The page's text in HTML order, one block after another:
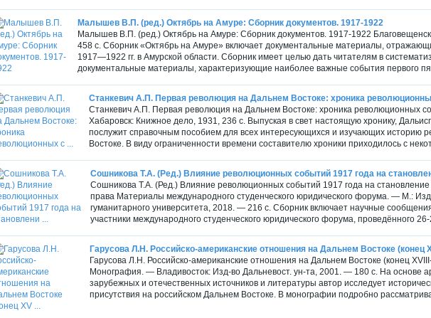
Малышев В.П. (ред.) Октябрь на Амуре: Сборник документов. 1917-1922
Малышев В.П. (ред.) Октябрь на Амуре: Сборник документов. 1917-1922
458 с. Сборник «Октябрь на Амуре» включает документальные материалы,
1917—1922 гг. в Амурской области. Сборник имеет целью дать читателям в
документальные материалы, характеризующие наиболее важные события первого
Станкевич А.П. Первая революция на Дальнем Востоке: хроника
Станкевич А.П. Первая революция на Дальнем Востоке: хроника революционных
Хабаровск: Книжное дело, 1931, 236 с. Выпуская в свет настоящую хронику,
послужит справочным пособием для всех интересующихся и изучающих историю
Востоке. В виду ограниченности времени составителю хроники приходилось с
Сошникова Т.А. (Ред.) Влияние революционных событий 1917 года на
Сошникова Т.А. (Ред.) Влияние революционных событий 1917 года на становление
права Материалы международного студенческого юридического форума. — М.:
гуманитарного университета, 2018. — 216 с. Сборник включает научные
участники международного студенческого юридического форума, проведённого 26-
Гарусова Л.Н. Российско-американские отношения на Дальнем Востоке (конец
Гарусова Л.Н. Российско-американские отношения на Дальнем Востоке (конец
Монография. — Владивосток: Изд-во Дальневост. ун-та, 2001. — 180 с. На основе
зарубежных и отечественных источников и литературы автор исследует
присутствия на российском Дальнем Востоке. В монографии подробно